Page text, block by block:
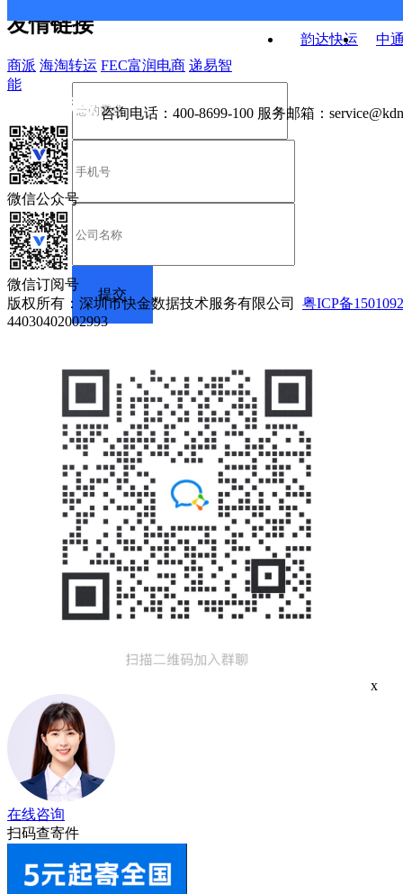
韵达快运
中
友情链接
商派 海淘转运 FEC富润电商 递易智
能
咨询电话： 400-8699-100 服务邮箱：
微信公众号
微信订阅号
版权所有：深圳市快金数据技术服务有限公司 粤ICP备
44030402002993
x
在线咨询
扫码查寄件